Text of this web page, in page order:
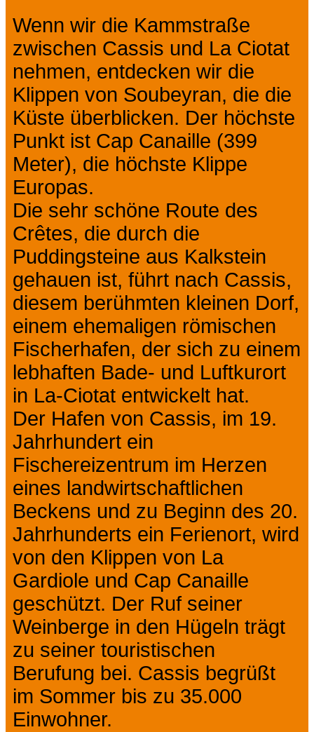
Wenn wir die Kammstraße
zwischen Cassis und La Ciotat
nehmen, entdecken wir die
Klippen von Soubeyran, die die
Küste überblicken. Der höchste
Punkt ist Cap Canaille (399
Meter), die höchste Klippe
Europas.
Die sehr schöne Route des
Crêtes, die durch die
Puddingsteine ​​aus Kalkstein
gehauen ist, führt nach Cassis,
diesem berühmten kleinen Dorf,
einem ehemaligen römischen
Fischerhafen, der sich zu einem
lebhaften Bade- und Luftkurort
in La-Ciotat entwickelt hat.
Der Hafen von Cassis, im 19.
Jahrhundert ein
Fischereizentrum im Herzen
eines landwirtschaftlichen
Beckens und zu Beginn des 20.
Jahrhunderts ein Ferienort, wird
von den Klippen von La
Gardiole und Cap Canaille
geschützt. Der Ruf seiner
Weinberge in den Hügeln trägt
zu seiner touristischen
Berufung bei. Cassis begrüßt
im Sommer bis zu 35.000
Einwohner.